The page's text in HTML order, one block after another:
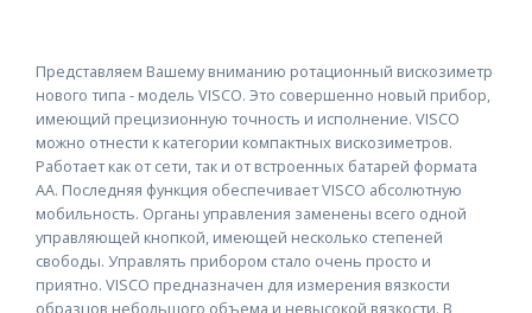
Представляем Вашему вниманию ротационный вискозиметр
нового типа - модель VISCO. Это совершенно новый прибор,
имеющий прецизионную точность и исполнение. VISCO
можно отнести к категории компактных вискозиметров.
Работает как от сети, так и от встроенных батарей формата
АА. Последняя функция обеспечивает VISCO абсолютную
мобильность. Органы управления заменены всего одной
управляющей кнопкой, имеющей несколько степеней
свободы. Управлять прибором стало очень просто и
приятно. VISCO предназначен для измерения вязкости
образцов небольшого объема и невысокой вязкости. В